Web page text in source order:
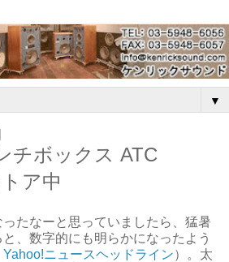
▼
チボックス ATC
ア中
たなーと思っていましたら、猛暑
、数字的にも明らかになったよう
Yahoo!ニュースヘッドライン）。太